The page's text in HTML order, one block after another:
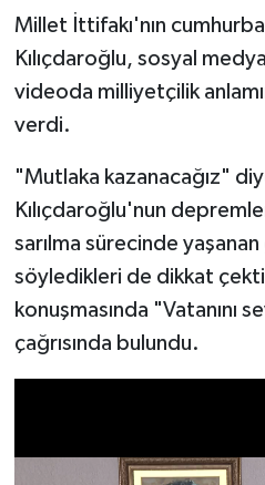
Millet İttifakı'nın
Kılıçdaroğlu, sosyal
videoda milliyetçilik
verdi.
"Mutlaka kazanacağız"
Kılıçdaroğlu'nun
sarılma sürecinde
söyledikleri de dikkat
konuşmasında "Vatanını
çağrısında bulundu.